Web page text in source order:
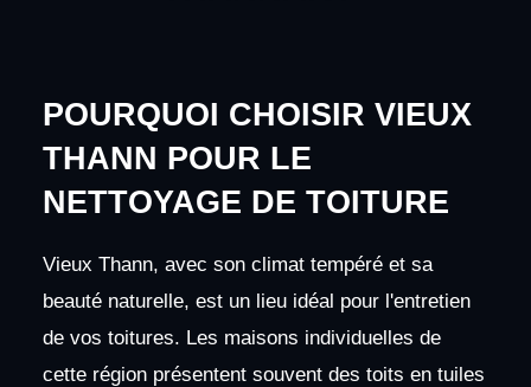
POURQUOI CHOISIR VIEUX
THANN POUR LE
NETTOYAGE DE TOITURE
Vieux Thann, avec son climat tempéré et sa
beauté naturelle, est un lieu idéal pour l'entretien
de vos toitures. Les maisons individuelles de
cette région présentent souvent des toits en tuiles